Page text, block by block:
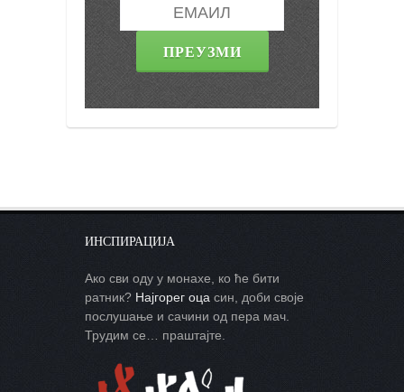
ИНСПИРАЦИЈА
Ако сви оду у монахе, ко ће бити
ратник? Најгорег оца син, доби своје
послушање и сачини од пера мач.
Трудим се… праштајте.